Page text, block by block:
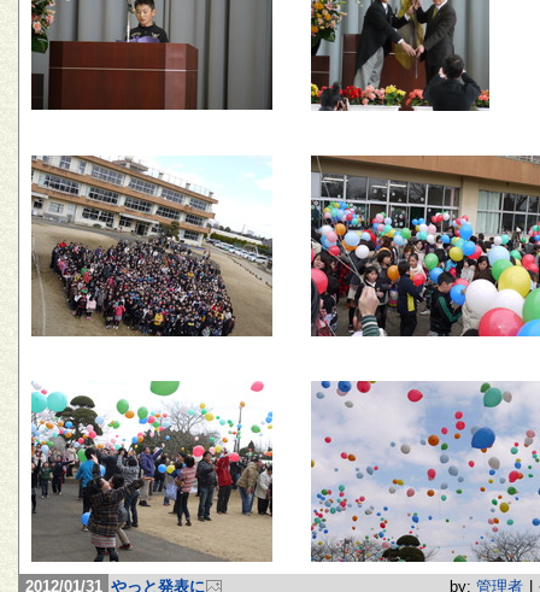
2012/01/31 やっと発表に by: 管理者